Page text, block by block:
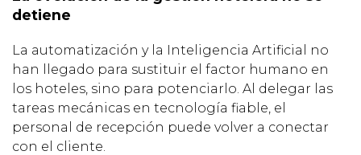
detiene
La automatización y la Inteligencia Artificial no
han llegado para sustituir el factor humano en
los hoteles, sino para potenciarlo. Al delegar las
tareas mecánicas en tecnología fiable, el
personal de recepción puede volver a conectar
con el cliente.